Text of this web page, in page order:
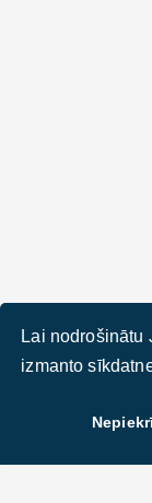
Lai nodrošinātu
izmanto